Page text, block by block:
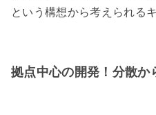
という構想から考えられる
拠点中心の開発！分散か